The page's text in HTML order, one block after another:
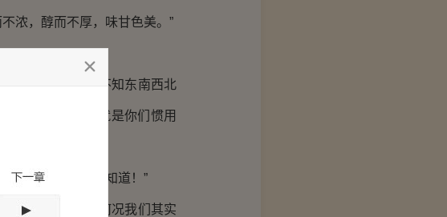
浓，醇而不厚，味甘色美。”
语便晕头转向不知东南西北
色弹舌如簧不就是你们惯用
你会连这个都不知道！”
无法接受。更何况我们其实